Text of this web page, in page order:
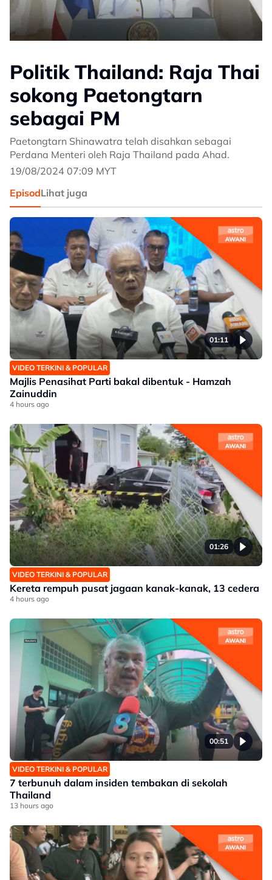
Politik Thailand: Raja Thai
sokong Paetongtarn
sebagai PM
Paetongtarn Shinawatra telah disahkan sebagai
Perdana Menteri oleh Raja Thailand pada Ahad.
19/08/2024 07:09 MYT
EpisodLihat juga
01:11
VIDEO TERKINI & POPULAR
Majlis Penasihat Parti bakal dibentuk - Hamzah
Zainuddin
4 hours ago
01:26
VIDEO TERKINI & POPULAR
Kereta rempuh pusat jagaan kanak-kanak, 13 cedera
4 hours ago
00:51
VIDEO TERKINI & POPULAR
7 terbunuh dalam insiden tembakan di sekolah
Thailand
13 hours ago